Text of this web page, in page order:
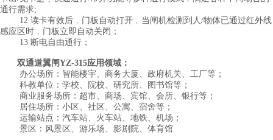
通行需求;
12 读卡有效后﹐门板自动打开﹐当闸机检测到人/物体已通过红外线
感应区时﹐门板立即自动关闭；
13 断电自由通行；
双通道翼闸YZ-315应用领域：
办公场所：智能楼宇、商务大厦、政府机关、工厂等；
科教单位：学校、院校、研究所、图书馆等；
商业服务场所：超市、商场、宾馆、会所、银行等；
居住场所：小区、社区、公寓、宿舍等；
运输站点：汽车站、火车站、地铁、机场；
景区：风景区、游乐场、影剧院、体育馆